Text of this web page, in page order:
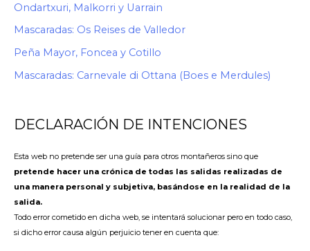
Ondartxuri, Malkorri y Uarrain
Mascaradas: Os Reises de Valledor
Peña Mayor, Foncea y Cotillo
Mascaradas: Carnevale di Ottana (Boes e Merdules)
DECLARACIÓN DE INTENCIONES
Esta web no pretende ser una guía para otros montañeros sino que
pretende hacer una crónica de todas las salidas realizadas de
una manera personal y subjetiva, basándose en la realidad de la
salida.
Todo error cometido en dicha web, se intentará solucionar pero en todo caso,
si dicho error causa algún perjuicio tener en cuenta que: